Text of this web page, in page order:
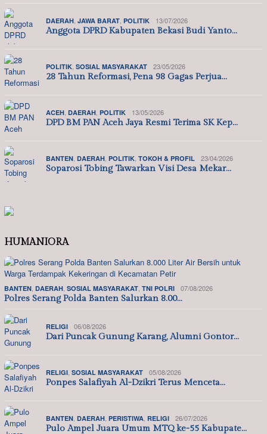
DAERAH, JAWA BARAT, POLITIK 13/07/2026
Anggota DPRD Kabupaten Bekasi Budi Yanto…
POLITIK, SOSIAL MASYARAKAT 23/05/2026
28 Tahun Reformasi, Pena 98 Gagas Perjua…
ACEH, DAERAH, POLITIK 13/05/2026
DPD BM PAN Aceh Jaya Resmi Terima SK Kep…
BANTEN, DAERAH, POLITIK, TOKOH & PROFIL 23/04/2026
Soparosi Tobing Tawarkan Visi Desa Mekar…
HUMANIORA
BANTEN DAERAH SOSIAL MASYARAKAT TNI POLRI 07/08/2026
Polres Serang Polda Banten Salurkan 8.00…
RELIGI 06/08/2026
Dari Puncak Gunung Karang, Alumni Gontor…
RELIGI SOSIAL MASYARAKAT 05/08/2026
Ponpes Salafiyah Al-Dzikri Terus Menceta…
BANTEN DAERAH PERISTIWA RELIGI 26/07/2026
Pulo Ampel Juara Umum MTQ ke-55 Kabupate…